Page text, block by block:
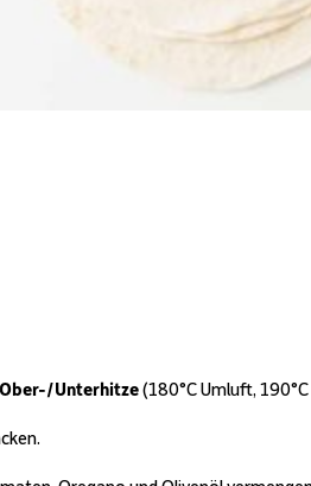
Unterhitze(180°C Umluft, 190°C